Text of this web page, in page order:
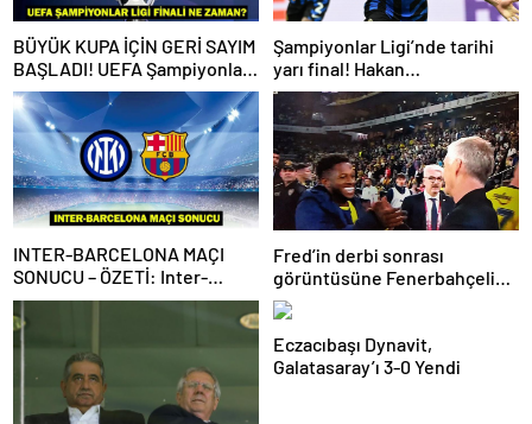
BÜYÜK KUPA İÇİN GERİ SAYIM
BAŞLADI! UEFA Şampiyonlar
Ligi finali ne zaman, nerede
oynanacak?
Şampiyonlar Ligi’nde tarihi
yarı final! Hakan
Çalhanoğlu’ndan Barça’ya
karşı 1 gol 1 asist…
INTER-BARCELONA MAÇI
SONUCU – ÖZETİ: Inter-
Barcelona maçı kaç kaç bitti?
Şampiyonlar Ligi’nde ilk
finalist Inter oldu!
Fred’in derbi sonrası
görüntüsüne Fenerbahçeli
taraftarlardan tepki!
Eczacıbaşı Dynavit,
Galatasaray’ı 3-0 Yendi